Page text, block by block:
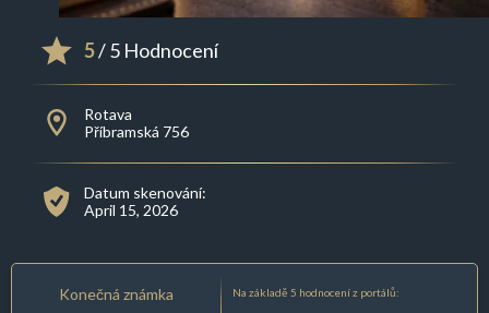
5/ 5 Hodnocení
Rotava
Příbramská 756
Datum skenování:
April 15, 2026
Konečná známka Na základě 5 hodnocení z portálů: